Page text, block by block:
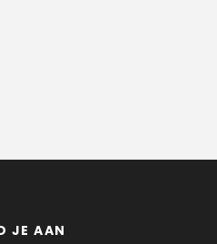
JE AAN